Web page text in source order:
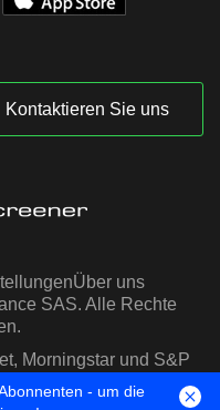
Kontaktieren Sie uns
Über uns
SAS. Alle Rechte
Morningstar und S&P
gestellt
- um die